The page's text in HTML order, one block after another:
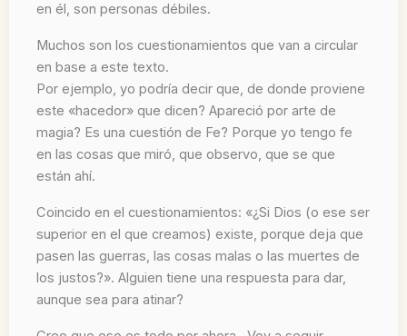
en él, son personas débiles.
Muchos son los cuestionamientos que van a circular
en base a este texto.
Por ejemplo, yo podría decir que, de donde proviene
este «hacedor» que dicen? Apareció por arte de
magia? Es una cuestión de Fe? Porque yo tengo fe
en las cosas que miró, que observo, que se que
están ahí.
Coincido en el cuestionamientos: «¿Si Dios (o ese ser
superior en el que creamos) existe, porque deja que
pasen las guerras, las cosas malas o las muertes de
los justos?». Alguien tiene una respuesta para dar,
aunque sea para atinar?